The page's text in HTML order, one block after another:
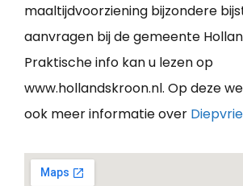
maaltijdvoorziening bijzondere
aanvragen bij de gemeente
Praktische info kan u lezen op
www.hollandskroon.nl. Op deze
ook meer informatie over